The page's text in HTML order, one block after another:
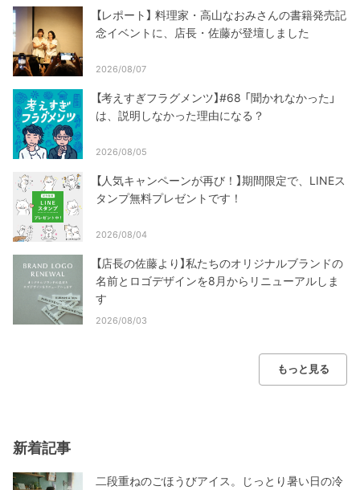
【レポート】 料理家・高山なおみさんの書籍発売記
念イベントに、店長・佐藤が登壇しました
2026/08/07
【考えすぎフラグメンツ】#68 「聞かれなかった」
は、説明しなかった理由になる？
2026/08/05
【人気キャンペーンが再び！】期間限定で、LINEス
タンプ無料プレゼントです！
2026/08/04
【店長の佐藤より】私たちのオリジナルブランドの
名前とロゴデザインを8月からリニューアルしま
す
2026/08/03
もっと見る
新着記事
二段重ねのごほうびアイス。じっとり暑い日の冷